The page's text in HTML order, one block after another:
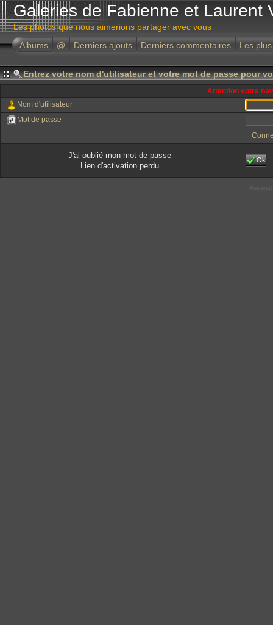
Galeries de Fabienne et Laurent
Les photos que nous aimerions partager avec vous
Albums
@ Derniers ajouts Derniers commentaires Les
Entrez votre nom d'utilisateur et votre mot de passe pour
Attention votre
Nom d'utilisateur
Mot de passe
J'ai oublié mon mot de passe
Lien d'activation perdu
Ok